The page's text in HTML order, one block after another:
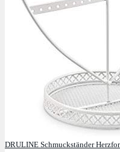
DRULINE Schmuckständer